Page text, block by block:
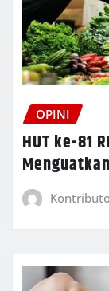
OPINI
HUT ke-81